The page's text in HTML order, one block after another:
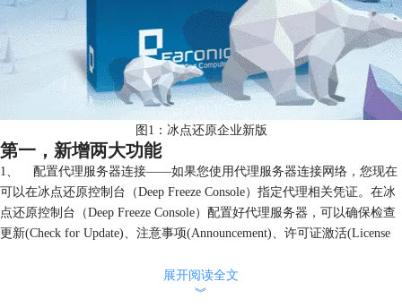
图1：冰点还原企业新版
第一，新增两大功能
1、 配置代理服务器连接——如果您使用代理服务器连接网络，您现在
可以在冰点还原控制台（Deep Freeze Console）指定代理相关凭证。在冰
点还原控制台（Deep Freeze Console）配置好代理服务器，可以确保检查
更新(Check for Update)、注意事项(Announcement)、许可证激活(License
配置了代理服务器，那么也可以通过代理服务器连接到网络进行许可证激
展开阅读全文
︾